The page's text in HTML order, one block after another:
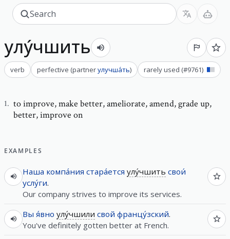
улу́чшить
verb perfective (partnerулучша́ть) rarely used (#9761)
1. to improve,make better, ameliorate, amend, grade up,
better, improve on
EXAMPLES
Наша компа́ния стара́ется улу́чшить свои́
услу́ги.
Our company strives to improve its services.
Вы я́вно улу́чшили свой францу́зский.
You've definitely gotten better at French.